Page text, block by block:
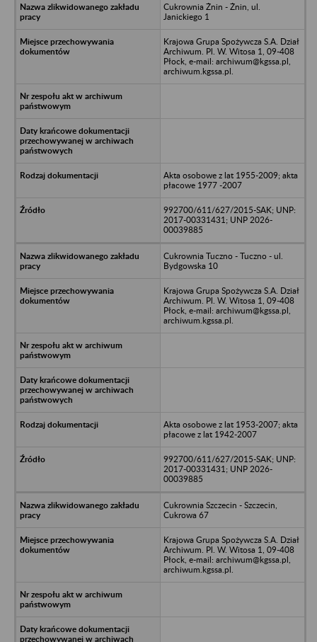
Cukrownia Żnin - Żnin, ul.
Janickiego 1
Krajowa Grupa Spożywcza S.A. Dział
Archiwum. Pl. W. Witosa 1, 09-408
Płock, e-mail: archiwum@kgssa.pl,
archiwum.kgssa.pl.
Akta osobowe z lat 1955-2009; akta
płacowe 1977 -2007
992700/611/627/2015-SAK; UNP:
2017-00331431; UNP 2026-
00039885
Cukrownia Tuczno - Tuczno - ul.
Bydgowska 10
Krajowa Grupa Spożywcza S.A. Dział
Archiwum. Pl. W. Witosa 1, 09-408
Płock, e-mail: archiwum@kgssa.pl,
archiwum.kgssa.pl.
Akta osobowe z lat 1953-2007; akta
płacowe z lat 1942-2007
992700/611/627/2015-SAK; UNP:
2017-00331431; UNP 2026-
00039885
Cukrownia Szczecin - Szczecin,
Cukrowa 67
Krajowa Grupa Spożywcza S.A. Dział
Archiwum. Pl. W. Witosa 1, 09-408
Płock, e-mail: archiwum@kgssa.pl,
archiwum.kgssa.pl.